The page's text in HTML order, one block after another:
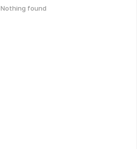
Nothing found